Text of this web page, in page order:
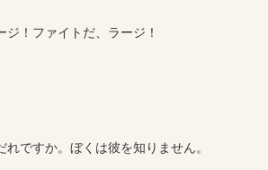
！ファイトだ、ラージ！
ですか。ぼくは彼を知りません。